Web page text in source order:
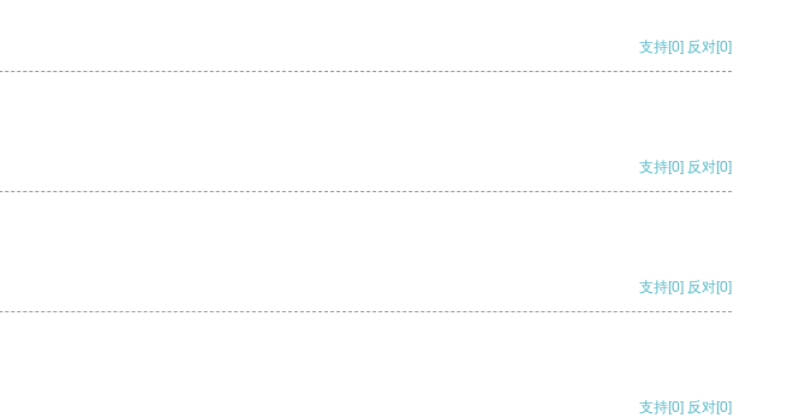
支持[0] 反对[0]
支持[0] 反对[0]
支持[0] 反对[0]
支持[0] 反对[0]